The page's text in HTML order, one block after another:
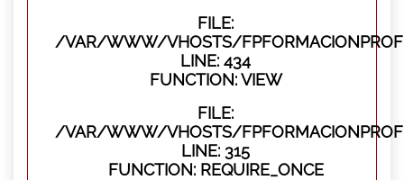
FILE:
/VAR/WWW/VHOSTS/
LINE: 434
FUNCTION: VIEW
FILE:
/VAR/WWW/VHOSTS/
LINE: 315
FUNCTION: REQUIRE_ONCE